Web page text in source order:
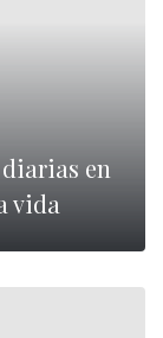
en
vida